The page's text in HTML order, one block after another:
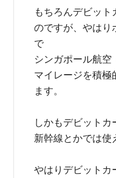
もちろんデビッ
のですが、やはり
で
シンガポール航
マイレージを積極
ます。
しかもデビット
新幹線とかでは使
やはりデビットカ